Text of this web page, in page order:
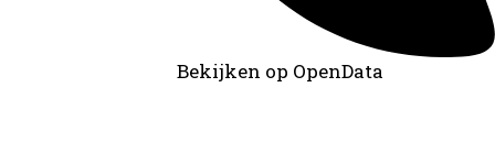
Bekijken op OpenData